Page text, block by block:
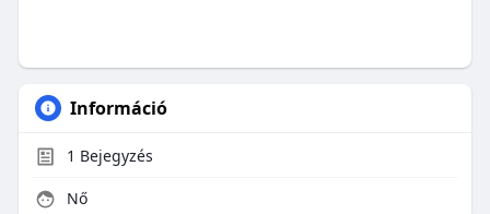
Információ
1 Bejegyzés
Nő